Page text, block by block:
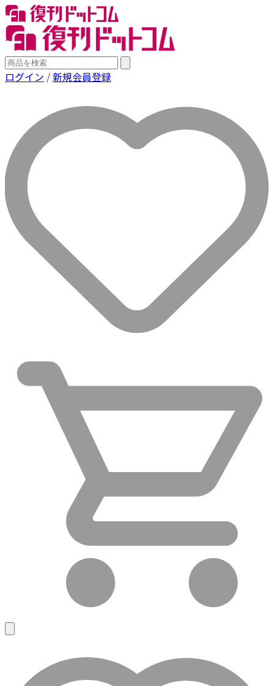
ログイン /新規会員登録